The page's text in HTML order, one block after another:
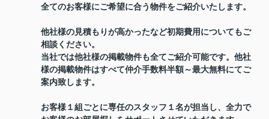
全てのお客様にご希望に合う物件をご紹介いたします。
他社様の見積もりが高かったなど初期費用についてもご
相談ください。
当社では他社様の掲載物件も全てご紹介可能です。他社
様の掲載物件はすべて仲介手数料半額～最大無料にてご
案内致します。
お客様１組ごとに専任のスタッフ１名が担当し、全力で